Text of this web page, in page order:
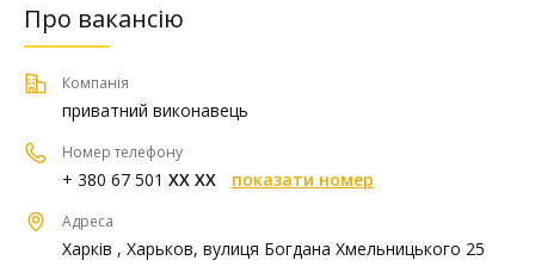
Про вакансію
Компанія
приватний виконавець
Номер телефону
+ 380 67 501 XX XX показати номер
Адреса
Харків , Харьков, вулиця Богдана Хмельницького 25